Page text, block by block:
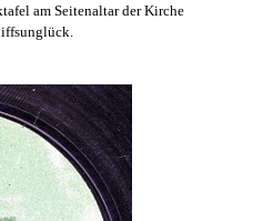
am Seitenaltarder Kirche